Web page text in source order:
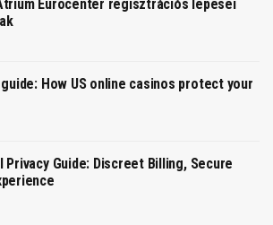
Eurocenter regisztrációs lépései
How US online casinos protect your
Privacy Guide: Discreet Billing, Secure